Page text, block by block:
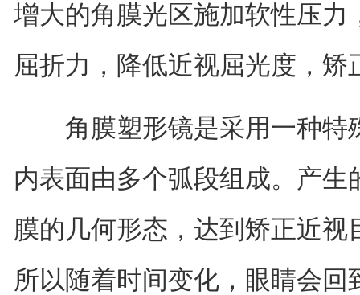
增大的角膜光区施加软性压
屈折力，降低近视屈光度，矫
角膜塑形镜是采用一种特
内表面由多个弧段组成。产
膜的几何形态，达到矫正近
所以随着时间变化，眼睛会